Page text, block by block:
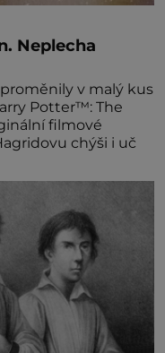
Neplecha
v malý kus
Potter™: The
filmové
chýši i uč